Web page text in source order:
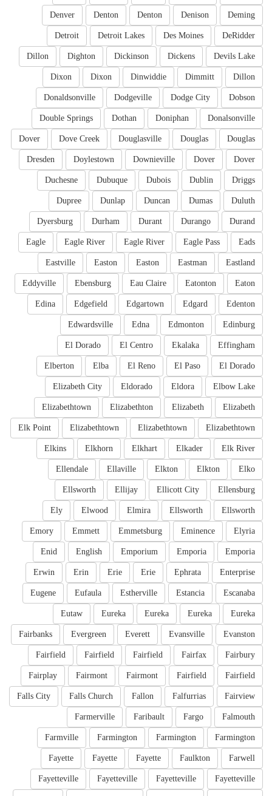
Deming
Denison
Denton
Denton
Denver
DeRidder
Des Moines
Detroit Lakes
Detroit
Devils Lake
Dickens
Dickinson
Dighton
Dillon
Dillon
Dimmitt
Dinwiddie
Dixon
Dixon
Dobson
Dodge City
Dodgeville
Donaldsonville
Donalsonville
Doniphan
Dothan
Double Springs
Douglas
Douglas
Douglasville
Dove Creek
Dover
Dover
Dover
Downieville
Doylestown
Dresden
Driggs
Dublin
Dubois
Dubuque
Duchesne
Duluth
Dumas
Duncan
Dunlap
Dupree
Durand
Durango
Durant
Durham
Dyersburg
Eads
Eagle Pass
Eagle River
Eagle River
Eagle
Eastland
Eastman
Easton
Easton
Eastville
Eaton
Eatonton
Eau Claire
Ebensburg
Eddyville
Edenton
Edgard
Edgartown
Edgefield
Edina
Edinburg
Edmonton
Edna
Edwardsville
Effingham
Ekalaka
El Centro
El Dorado
El Dorado
El Paso
El Reno
Elba
Elberton
Elbow Lake
Eldora
Eldorado
Elizabeth City
Elizabeth
Elizabeth
Elizabethton
Elizabethtown
Elizabethtown
Elizabethtown
Elizabethtown
Elk Point
Elk River
Elkader
Elkhart
Elkhorn
Elkins
Elko
Elkton
Elkton
Ellaville
Ellendale
Ellensburg
Ellicott City
Ellijay
Ellsworth
Ellsworth
Ellsworth
Elmira
Elwood
Ely
Elyria
Eminence
Emmetsburg
Emmett
Emory
Emporia
Emporia
Emporium
English
Enid
Enterprise
Ephrata
Erie
Erie
Erin
Erwin
Escanaba
Estancia
Estherville
Eufaula
Eugene
Eureka
Eureka
Eureka
Eureka
Eutaw
Evanston
Evansville
Everett
Evergreen
Fairbanks
Fairbury
Fairfax
Fairfield
Fairfield
Fairfield
Fairfield
Fairfield
Fairmont
Fairmont
Fairplay
Fairview
Falfurrias
Fallon
Falls Church
Falls City
Falmouth
Fargo
Faribault
Farmerville
Farmington
Farmington
Farmington
Farmville
Farwell
Faulkton
Fayette
Fayette
Fayette
Fayetteville
Fayetteville
Fayetteville
Fayetteville